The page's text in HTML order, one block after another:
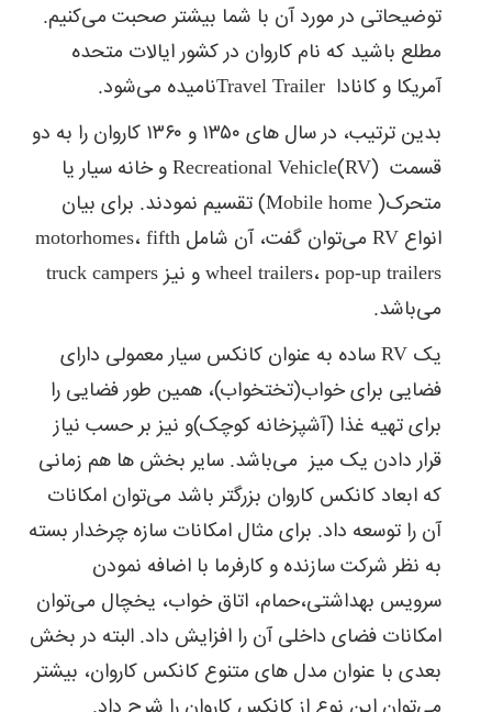
توضیحاتی در مورد آن با شما بیشتر صحبت می‌کنیم.
مطلع باشید که نام کاروان در کشور ایالات متحده
آمریکا و کانادا Travel Trailerنامیده می‌شود.
بدین ترتیب، در سال های ۱۳۵۰ و ۱۳۶۰ کاروان را به دو
قسمت Recreational Vehicle(RV) و خانه سیار یا
متحرک( Mobile home) تقسیم نمودند. برای بیان
انواع RV می‌توان گفت، آن شامل motorhomes، fifth
wheel trailers، pop-up trailers و نیز truck campers
می‌باشد.
یک RV ساده به عنوان کانکس سیار معمولی دارای
فضایی برای خواب(تختخواب)، همین طور فضایی را
برای تهیه غذا (آشپزخانه کوچک)و نیز بر حسب نیاز
قرار دادن یک میز می‌باشد. سایر بخش ها هم زمانی
که ابعاد کانکس کاروان بزرگتر باشد می‌توان امکانات
آن را توسعه داد. برای مثال امکانات سازه چرخدار بسته
به نظر شرکت سازنده و کارفرما با اضافه نمودن
سرویس بهداشتی،حمام، اتاق خواب، یخچال می‌توان
امکانات فضای داخلی آن را افزایش داد. البته در بخش
بعدی با عنوان مدل های متنوع کانکس کاروان، بیشتر